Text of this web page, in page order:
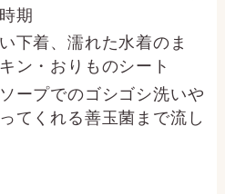
期
下着、濡れた水着のま
ン・おりものシート
ープでのゴシゴシ洗いや
てくれる善玉菌まで流し